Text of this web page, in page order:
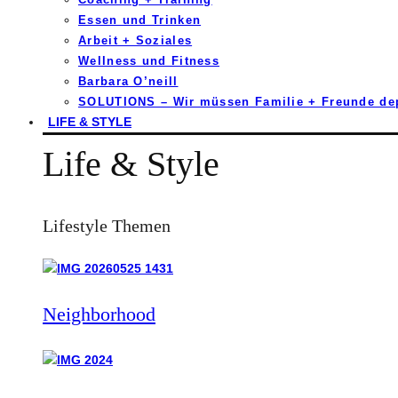
Essen und Trinken
Arbeit + Soziales
Wellness und Fitness
Barbara O’neill
SOLUTIONS – Wir müssen Familie + Freunde
LIFE & STYLE
Life & Style
Lifestyle Themen
Neighborhood